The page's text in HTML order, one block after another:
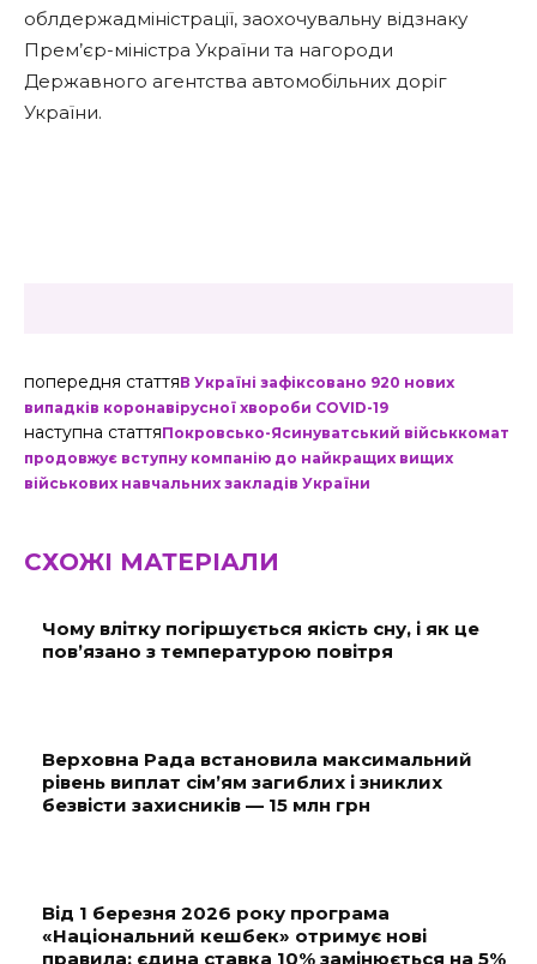
облдержадміністрації, заохочувальну відзнаку
Прем’єр-міністра України та нагороди
Державного агентства автомобільних доріг
України.
попередня статтяВ Україні зафіксовано 920 нових
випадків коронавірусної хвороби COVID-19
наступна статтяПокровсько-Ясинуватський військкомат
продовжує вступну компанію до найкращих вищих
військових навчальних закладів України
СХОЖІ МАТЕРІАЛИ
Чому влітку погіршується якість сну, і як це
пов’язано з температурою повітря
Верховна Рада встановила максимальний
рівень виплат сім’ям загиблих і зниклих
безвісти захисників — 15 млн грн
Від 1 березня 2026 року програма
«Національний кешбек» отримує нові
правила: єдина ставка 10% замінюється на 5%